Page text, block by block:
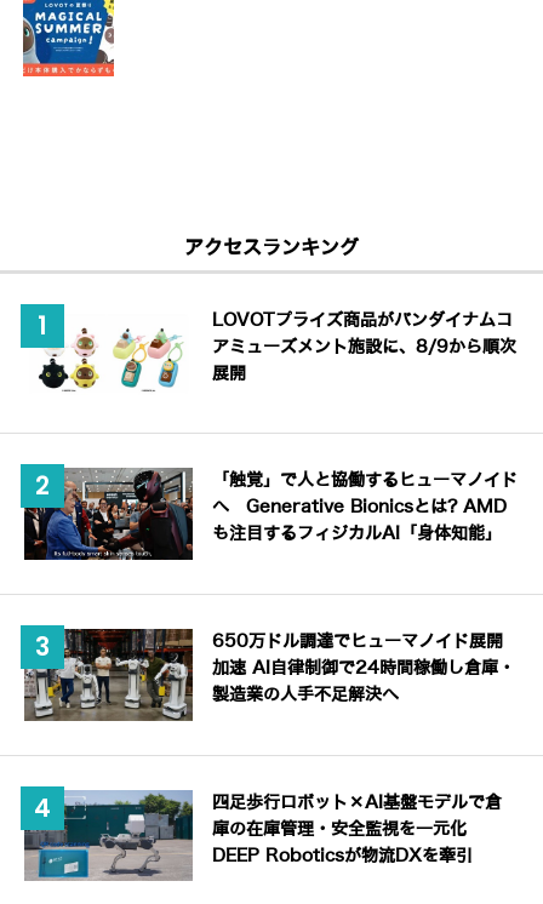
アクセスランキング
LOVOTプライズ商品がバンダイナムコ
アミューズメント施設に、8/9から順次
展開
「触覚」で人と協働するヒューマノイド
へ Generative Bionicsとは? AMD
も注目するフィジカルAI「身体知能」
650万ドル調達でヒューマノイド展開
加速 AI自律制御で24時間稼働し倉庫・
製造業の人手不足解決へ
四足歩行ロボット×AI基盤モデルで倉
庫の在庫管理・安全監視を一元化
DEEP Roboticsが物流DXを牽引